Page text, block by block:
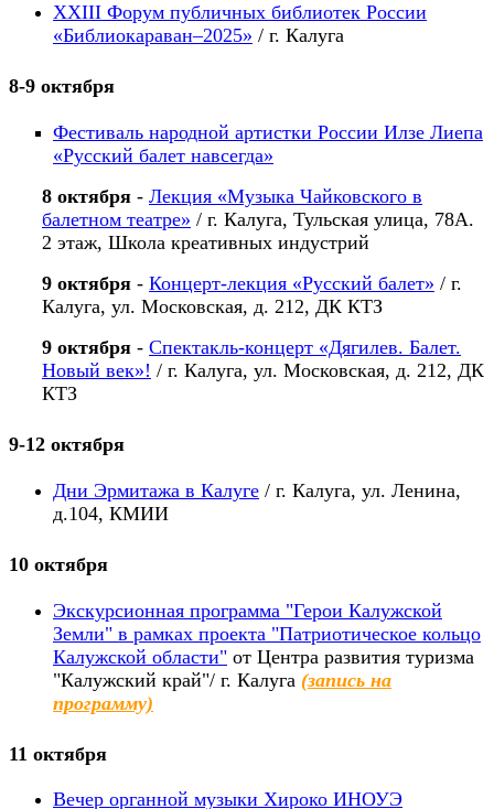
XXIII Форум публичных библиотек России
«Библиокараван–2025» / г. Калуга
8-9 октября
Фестиваль народной артистки России Илзе Лиепа
«Русский балет навсегда»
8 октября - Лекция «Музыка Чайковского в
балетном театре» / г. Калуга, Тульская улица, 78А.
2 этаж, Школа креативных индустрий
9 октября - Концерт-лекция «Русский балет» / г.
Калуга, ул. Московская, д. 212, ДК КТЗ
9 октября - Спектакль-концерт «Дягилев. Балет.
Новый век»! / г. Калуга, ул. Московская, д. 212, ДК
КТЗ
9-12 октября
Дни Эрмитажа в Калуге / г. Калуга, ул. Ленина,
д.104, КМИИ
10 октября
Экскурсионная программа "Герои Калужской
Земли" в рамках проекта "Патриотическое кольцо
Калужской области" от Центра развития туризма
"Калужский край"/ г. Калуга (запись на
программу)
11 октября
Вечер органной музыки Хироко ИНОУЭ